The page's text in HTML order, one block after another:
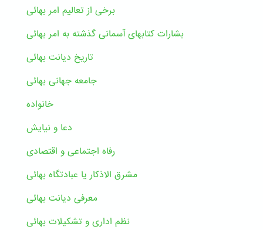
برخی از تعالیم امر بهائی
بشارات کتابهای آسمانی گذشته به امر بهائی
تاریخ دیانت بهائی
جامعه جهانی بهائی
خانواده
دعا و نیایش
رفاه اجتماعی و اقتصادی
مشرق الاذکار یا عبادتگاه بهائی
معرفی دیانت بهائی
نظم اداری و تشکیلات بهائی